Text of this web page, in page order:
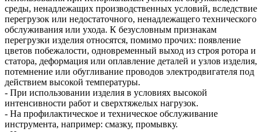
среды, ненадлежащих производственных условий, вследствие
перегрузок или недостаточного, ненадлежащего технического
обслуживания или ухода. К безусловным признакам
перегрузки изделия относятся, помимо прочих: появление
цветов побежалости, одновременный выход из строя ротора и
статора, деформация или оплавление деталей и узлов изделия,
потемнение или обугливание проводов электродвигателя под
действием высокой температуры.
- При использовании изделия в условиях высокой
интенсивности работ и сверхтяжелых нагрузок.
- На профилактическое и техническое обслуживание
инструмента, например: смазку, промывку.